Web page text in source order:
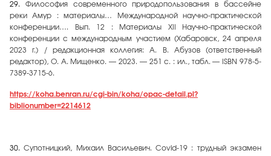
29. Философия современного природопользования в бассейне
реки Амур : материалы… Международной научно-практической
конференции…. Вып. 12 : Материалы XII Научно-практической
конференции с международным участием (Хабаровск, 24 апреля
2023 г.) / редакционная коллегия: А. В. Абузов (ответственный
редактор), О. А. Мищенко. — 2023. — 251 с. : ил., табл. — ISBN 978-5-
7389-3715-6.
https://koha.benran.ru/cgi-bin/koha/opac-detail.pl?
biblionumber=2214612
30.Супотницкий, Михаил Васильевич. Covid-19 : трудный экзамен